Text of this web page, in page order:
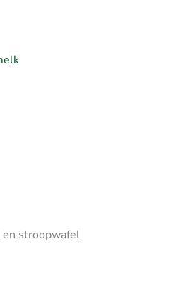
stroopwafel